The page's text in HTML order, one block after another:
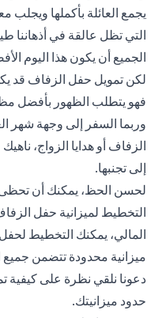
يجمع العائلة بأكملها ويجلب
التي تظل عالقة في أذهاننا
الجميع أن يكون هذا اليوم
لكن تمويل حفل الزفاف قد
فهو يتطلب الظهور بأفضل
وربما السفر إلى وجهة شهر
الزفاف أو هدايا الزواج،
إلى تجنبها.
لحسن الحظ، يمكنك أن
التخطيط لميزانية حفل
المالي، يمكنك التخطيط
ميزانية محدودة تتضمن جميع
دعونا نلقي نظرة على
حدود ميزانيتك.